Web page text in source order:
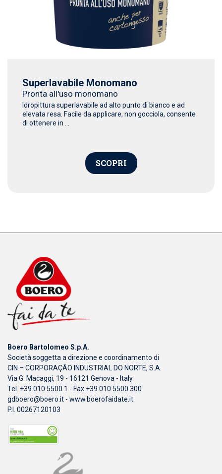
Superlavabile Monomano
Pronta all'uso monomano
Idropittura superlavabile ad alto punto di bianco e ad
elevata resa. Facile da applicare, non gocciola, consente
di ottenere in ...
SCOPRI
Boero Bartolomeo S.p.A.
Società soggetta a direzione e coordinamento di
CIN – CORPORAÇÃO INDUSTRIAL DO NORTE, S.A.
Via G. Macaggi, 19 - 16121 Genova - Italy
Tel. +39 010 5500.1 - Fax +39 010 5500.300
gdboero@boero.it - www.boerofaidate.it
P.I. 00267120103